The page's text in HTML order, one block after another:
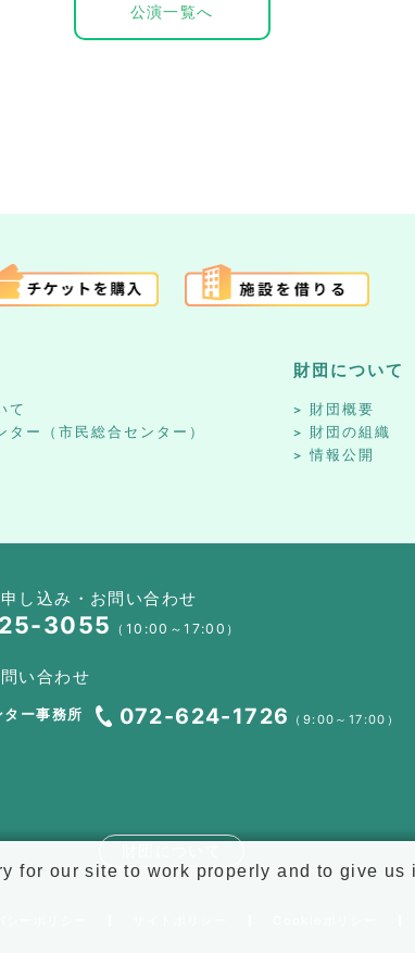
公演一覧へ
て
ター（市民総合センター）
財団について
財団概要
財団の組織
情報公開
し込み・お問い合わせ
3055 （10:00～17:00）
い合わせ
ター事務所 072-624-1726 （9:00～17:00）
for our site to work properly and to give us